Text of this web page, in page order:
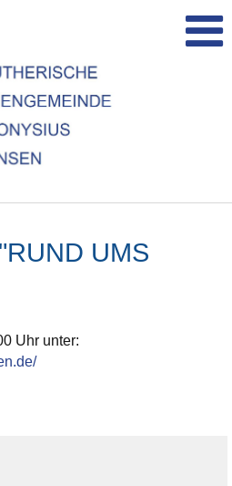
UMS
Uhr unter: